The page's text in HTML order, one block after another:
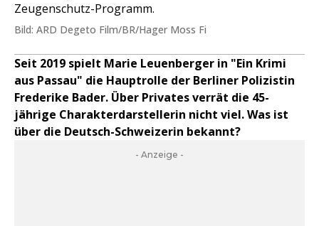
Zeugenschutz-Programm.
Bild: ARD Degeto Film/BR/Hager Moss Fi
Seit 2019 spielt Marie Leuenberger in "Ein Krimi
aus Passau" die Hauptrolle der Berliner Polizistin
Frederike Bader. Über Privates verrät die 45-
jährige Charakterdarstellerin nicht viel. Was ist
über die Deutsch-Schweizerin bekannt?
- Anzeige -